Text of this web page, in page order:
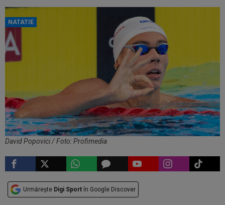
NATATIE
David Popovici / Foto: Profimedia
Urmărește Digi Sport în Google Discover